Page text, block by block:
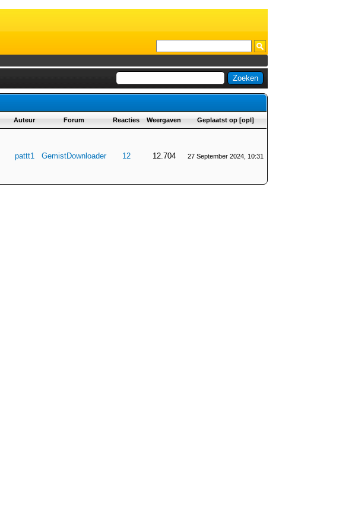
Auteur Forum Reacties Weergaven Geplaatst op [opl]
pattt1 GemistDownloader 12 12.704 27 September 2024, 10:31